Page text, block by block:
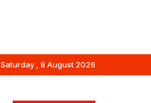
Saturday , 8 August 2026